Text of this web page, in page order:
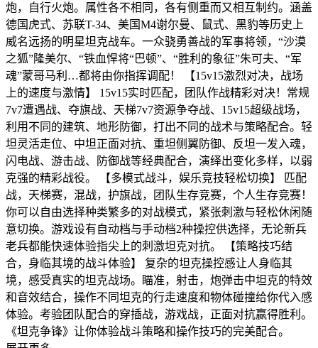
炮，自行火炮。属性各不相同，各有侧重而又相互制约。涵盖
德国虎式、苏联T-34、美国M4谢尔曼、鼠式、黑豹等历史上
威名远扬的明星坦克战车。一众骁勇善战的军事将领，“沙漠
之狐”隆美尔、“铁血悍将“巴顿”、“胜利的象征”朱可夫、“军
魂”蒙哥马利…都将由你指挥调配！ 【15v15激烈对决，战场
上的速度与激情】 15v15实时匹配，团队作战精彩对决！常规
7v7遭遇战、夺旗战、天梯7v7资源争夺战、15v15超级战场，
利用不同的建筑、地形防御，打出不同的战术与策略配合。轻
坦灵活走位、中坦正面对抗、重坦侧翼防御、反坦一发入魂，
闪电战、游击战、防御战等经典配合，演绎出变化多样，以弱
克强的精彩战役。 【多模式战斗，娱乐竞技轻松切换】 匹配
战，天梯赛，混战，护旗战，团队生存竞赛，个人生存竞赛！
你可以自由选择种类繁多的对战模式，紧张刺激与轻松休闲随
意切换。游戏设有自动档与手动档2种操控供选择，无论新兵
老兵都能快速体验指尖上的刺激坦克对抗。 【策略技巧结
合，身临其境的战斗体验】 复杂的坦克操控感让人身临其
境，感受真实的坦克战场。瞄准，射击，炮弹击中坦克的特效
和音效结合，操作不同坦克的行走速度和物体碰撞给你代入感
体验。考验团队配合的穿插战，游戏战，正面对抗赢得胜利。
《坦克争锋》让你体验战斗策略和操作技巧的完美配合。